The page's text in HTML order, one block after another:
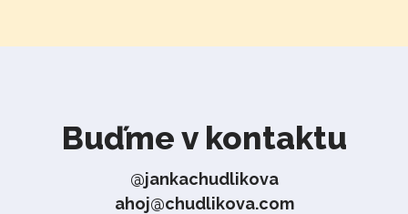
Buďme v kontaktu
@jankachudlikova
ahoj@chudlikova.com